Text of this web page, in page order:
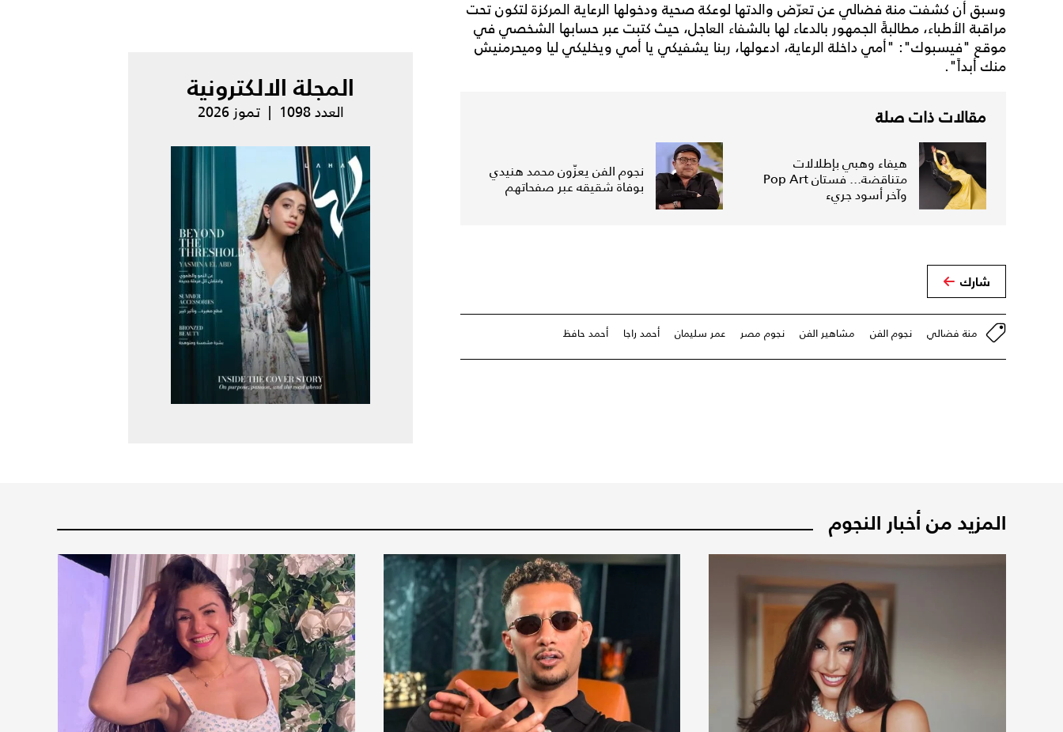
وسبق أن كشفت منة فضالي عن تعرّض والدتها لوعكة صحية ودخولها الرعاية المركزة لتكون تحت
مراقبة الأطباء، مطالبةً الجمهور بالدعاء لها بالشفاء العاجل، حيث كتبت عبر حسابها الشخصي في
موقع "فيسبوك": "أمي داخلة الرعاية، ادعولها، ربنا يشفيكي يا أمي ويخليكي ليا وميحرمنيش
منك أبداً".
مقالات ذات صلة
هيفاء وهبي بإطلالات
متناقضة... فستان Pop Art
وآخر أسود جريء
نجوم الفن يعزّون محمد هنيدي
بوفاة شقيقه عبر صفحاتهم
شارك
منة فضالي نجوم الفن مشاهير الفن نجوم مصر عمر سليمان أحمد راجا أحمد حافظ
المجلة الالكترونية
العدد 1098 | تموز 2026
المزيد من أخبار النجوم